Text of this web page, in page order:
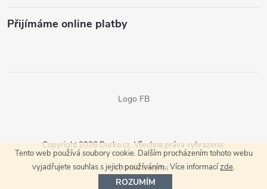
Tento web používá soubory cookie. Dalším procházením tohoto webu
vyjadřujete souhlas s jejich používáním.. Více informacízde.
ROZUMÍM
Přijímáme online platby
Logo FB
Vytvořil Shoptet
Copyright 2026 Durko.cz. Všechna práva vyhrazena.